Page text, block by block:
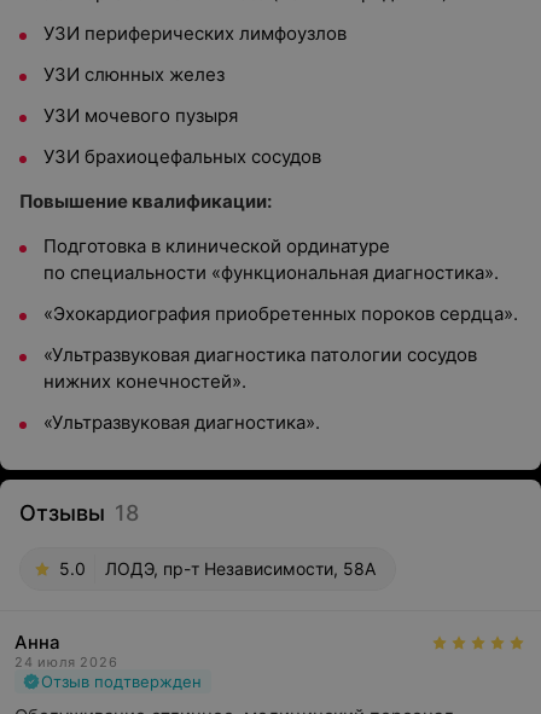
УЗИ периферических лимфоузлов
УЗИ слюнных желез
УЗИ мочевого пузыря
УЗИ брахиоцефальных сосудов
Повышение квалификации:
Подготовка в клинической ординатуре
по специальности «функциональная диагностика».
«Эхокардиография приобретенных пороков сердца».
«Ультразвуковая диагностика патологии сосудов
нижних конечностей».
«Ультразвуковая диагностика».
Отзывы 18
5.0 ЛОДЭ, пр-т Независимости, 58А
Анна
24 июля 2026
Отзыв подтвержден